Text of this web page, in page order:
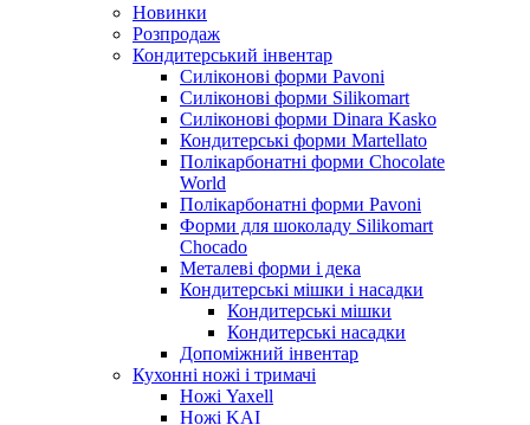
Новинки
Розпродаж
Кондитерський інвентар
Силіконові форми Pavoni
Силіконові форми Silikomart
Силіконові форми Dinara Kasko
Кондитерські форми Martellato
Полікарбонатні форми Chocolate
World
Полікарбонатні форми Pavoni
Форми для шоколаду Silikomart
Chocado
Металеві форми і дека
Кондитерські мішки і насадки
Кондитерські мішки
Кондитерські насадки
Допоміжний інвентар
Кухонні ножі і тримачі
Ножі Yaxell
Ножі KAI